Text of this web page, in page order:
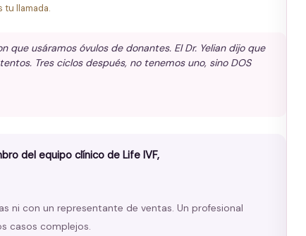
tu llamada.
que usáramos óvulos de donantes. El Dr. Yelian dijo que
Tres ciclos después, no tenemos uno, sino DOS
del equipo clínico de Life IVF,
ni con un representante de ventas. Un profesional
casos complejos.